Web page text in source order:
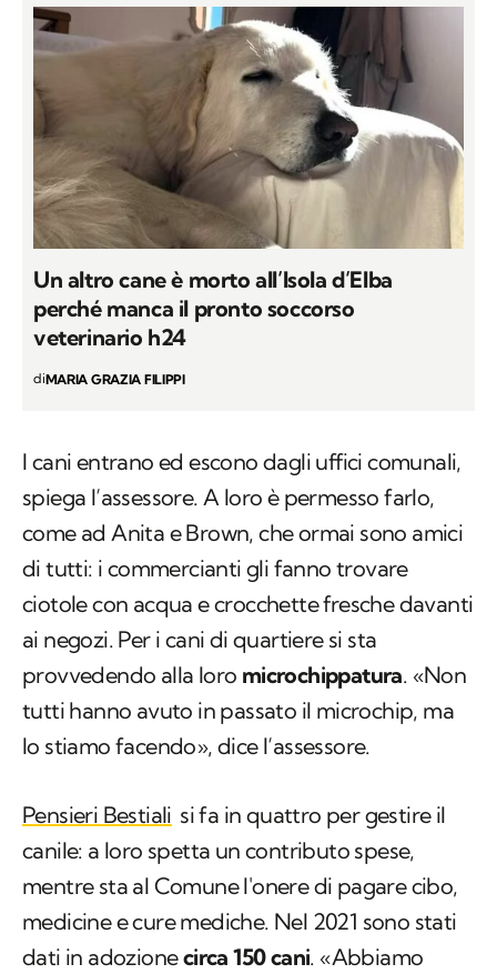
Un altro cane è morto all’Isola d’Elba
perché manca il pronto soccorso
veterinario h24
diMARIA GRAZIA FILIPPI
I cani entrano ed escono dagli uffici comunali,
spiega l’assessore. A loro è permesso farlo,
come ad Anita e Brown, che ormai sono amici
di tutti: i commercianti gli fanno trovare
ciotole con acqua e crocchette fresche davanti
ai negozi. Per i cani di quartiere si sta
provvedendo alla loro microchippatura. «Non
tutti hanno avuto in passato il microchip, ma
lo stiamo facendo», dice l’assessore.
Pensieri Bestiali si fa in quattro per gestire il
canile: a loro spetta un contributo spese,
mentre sta al Comune l'onere di pagare cibo,
medicine e cure mediche. Nel 2021 sono stati
dati in adozionecirca 150 cani. «Abbiamo